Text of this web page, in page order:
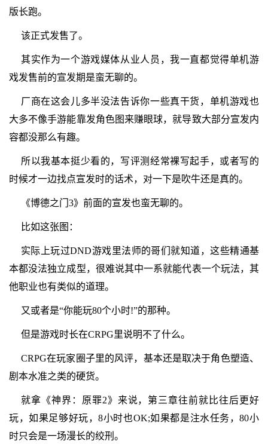
版长跑。
该正式发售了。
其实作为一个游戏媒体从业人员，我一直都觉得单机游
戏发售前的宣发期是蛮无聊的。
厂商在这会儿多半没法告诉你一些真干货，单机游戏也
大多不像手游能靠发角色图来赚眼球，就导致大部分宣发内
容都没那么有趣。
所以我基本挺少看的，写评测经常裸写起手，或者写的
时候才一边找点宣发时的话术，对一下是吹牛还是真的。
《博德之门3》前面的宣发也蛮无聊的。
比如这张图：
实际上玩过DND游戏里法师的哥们就知道，这些精通基
本都没法独立成型，很难说其中一系就能代表一个玩法，其
他职业也有类似的道理。
又或者是“你能玩80个小时!”的那种。
但是游戏时长在CRPG里说明不了什么。
CRPG在玩家圈子里的风评，基本还是取决于角色塑造、
剧本水准之类的硬货。
就拿《神界：原罪2》来说，第三章往前就比往后更好
玩，如果足够好玩，8小时也OK;如果都是注水任务，80小
时只会是一场漫长的绞刑。